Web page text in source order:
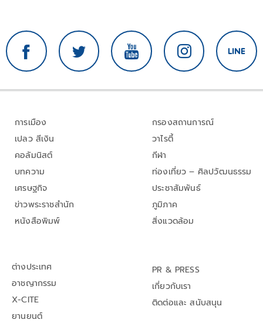
การเมือง
เปลว สีเงิน
คอลัมนิสต์
บทความ
เศรษฐกิจ
ข่าวพระราชสำนัก
หนังสือพิมพ์
กรองสถานการณ์
วาไรตี้
กีฬา
ท่องเที่ยว – ศิลปวัฒนธรรม
ประชาสัมพันธ์
ภูมิภาค
สิ่งแวดล้อม
ต่างประเทศ
อาชญากรรม
X-CITE
ยานยนต์
PR & PRESS
เกี่ยวกับเรา
ติดต่อและ สนับสนุน